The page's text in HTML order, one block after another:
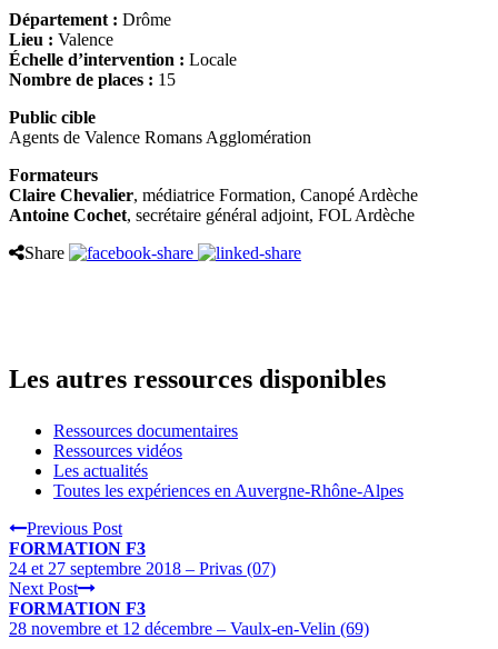
Département : Drôme
Lieu : Valence
Échelle d’intervention : Locale
Nombre de places : 15
Public cible
Agents de Valence Romans Agglomération
Formateurs
Claire Chevalier, médiatrice Formation, Canopé Ardèche
Antoine Cochet, secrétaire général adjoint, FOL Ardèche
Share
Les autres ressources disponibles
Ressources documentaires
Ressources vidéos
Les actualités
Toutes les expériences en Auvergne-Rhône-Alpes
Previous Post
FORMATION F3
24 et 27 septembre 2018 – Privas (07)
Next Post
FORMATION F3
28 novembre et 12 décembre – Vaulx-en-Velin (69)